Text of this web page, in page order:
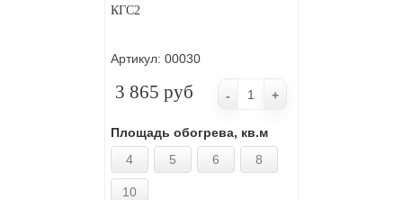
КГС2
Артикул: 00030
3 865 руб
Площадь обогрева, кв.м
4
5 6 8
10
- +